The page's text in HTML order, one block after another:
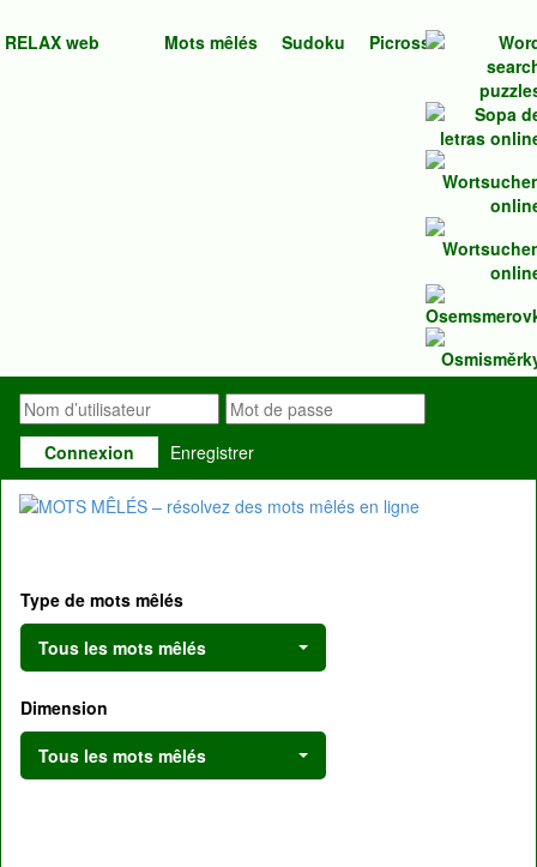
RELAX web Mots mêlés Sudoku Picross
Connexion Enregistrer
Type de mots mêlés
Tous les mots mêlés
Dimension
Tous les mots mêlés